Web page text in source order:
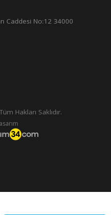
Caddesi No:12 34000
Hakları Saklıdır.